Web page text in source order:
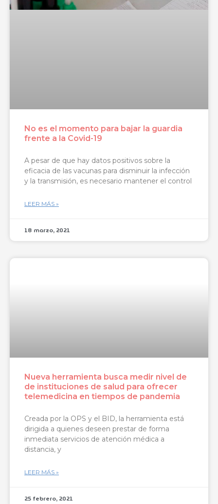
No es el momento para bajar la guardia
frente a la Covid-19
A pesar de que hay datos positivos sobre la
eficacia de las vacunas para disminuir la infección
y la transmisión, es necesario mantener el control
LEER MÁS »
18 marzo, 2021
Nueva herramienta busca medir nivel de
de instituciones de salud para ofrecer
telemedicina en tiempos de pandemia
Creada por la OPS y el BID, la herramienta está
dirigida a quienes deseen prestar de forma
inmediata servicios de atención médica a
distancia, y
LEER MÁS »
25 febrero, 2021